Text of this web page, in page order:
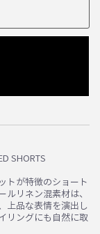
SHORTS
トが特徴のショート
リネン混素材は、
上品な表情を演出し
リングにも自然に取
進む